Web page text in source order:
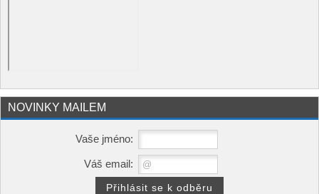
NOVINKY MAILEM
Vaše jméno:
Váš email: